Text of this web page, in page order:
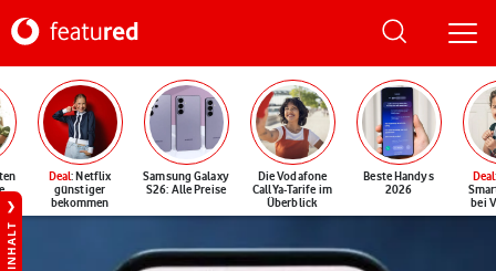
Deal: Netflix
günstiger
bekommen
Samsung Galaxy
S26: Alle Preise
Die Vodafone
CallYa-Tarife im
Überblick
Beste Handys
2026
Deal
bei
INHALT